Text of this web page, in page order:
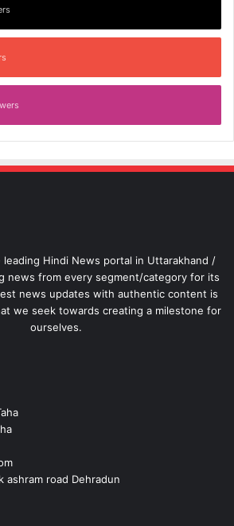
leading Hindi News portal in Uttarakhand /
news from every segment/category for its
news updates with authentic content is
we seek towards creating a milestone for
ourselves.
ashram road Dehradun